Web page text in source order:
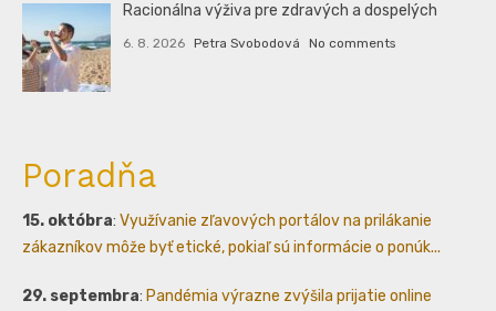
Racionálna výživa pre zdravých a dospelých
6. 8. 2026 Petra Svobodová No comments
Poradňa
15. októbra: Využívanie zľavových portálov na prilákanie
zákazníkov môže byť etické, pokiaľ sú informácie o ponúk...
29. septembra: Pandémia výrazne zvýšila prijatie online